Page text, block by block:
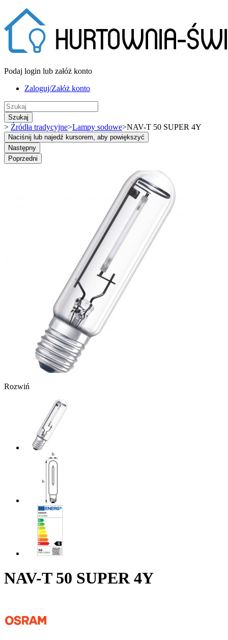
Podaj login lub załóż konto
Zaloguj/Załóż konto
Szukaj
> Źródła tradycyjne>Lampy sodowe>NAV-T 50 SUPER 4Y
Naciśnij lub najedź kursorem, aby powiększyć
Następny
Poprzedni
Rozwiń
NAV-T 50 SUPER 4Y